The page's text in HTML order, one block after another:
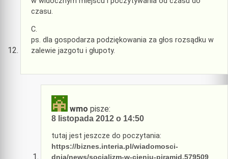
czasu.
C.
ps. dla gospodarza podziękowania za głos rozsądku w
zalewie jazgotu i głupoty.
wmo pisze:
8 listopada 2012 o 14:50
tutaj jest jeszcze do poczytania:
https://biznes.interia.pl/wiadomosci-
dnia/news/socjalizm-w-cieniu-piramid,579509